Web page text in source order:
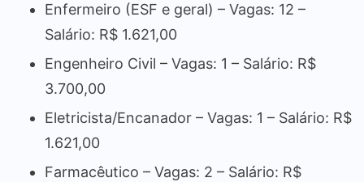
Enfermeiro (ESF e geral) – Vagas: 12 –
Salário: R$ 1.621,00
Engenheiro Civil – Vagas: 1 – Salário: R$
3.700,00
Eletricista/Encanador – Vagas: 1 – Salário: R$
1.621,00
Farmacêutico – Vagas: 2 – Salário: R$